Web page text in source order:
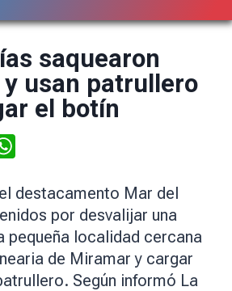
saquearon
y usan patrullero
el botín
destacamento Mar del
por desvalijar una
pequeña localidad cercana
de Miramar y cargar
Según informó La